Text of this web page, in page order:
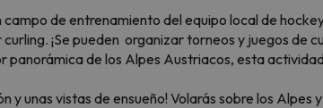
campo de entrenamiento del equipo local de
¡Se pueden organizar torneos y juegos de
panorámica de los Alpes Austriacos, esta
y unas vistas de ensueño! Volarás sobre los